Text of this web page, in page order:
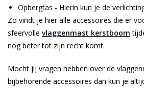
Opbergtas - Hierin kun je de
Zo vindt je hier alle accessoires die er
sfeervolle vlaggenmast kerstboom
nog beter tot zijn recht komt.
Mocht jij vragen hebben over de
bijbehorende accessoires dan kun je